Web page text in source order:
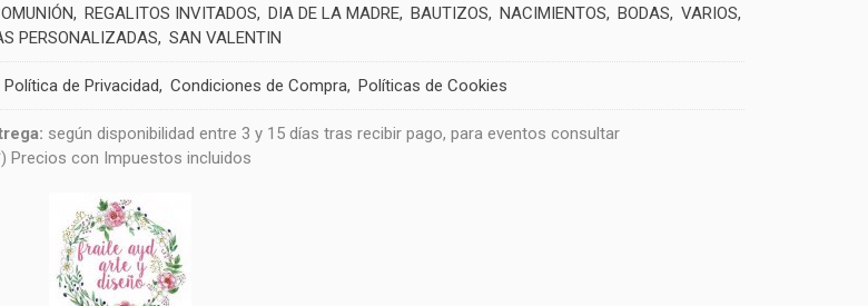
REGALITOS INVITADOS DIA DE LA MADRE BAUTIZOS NACIMIENTOS BODAS
VARIOS
PERSONALIZADAS
SAN VALENTIN
Política de Privacidad Condiciones de Compra Políticas de Cookies
según disponibilidad entre 3 y 15 días tras recibir pago, para eventos consultar
Precios con Impuestos incluidos